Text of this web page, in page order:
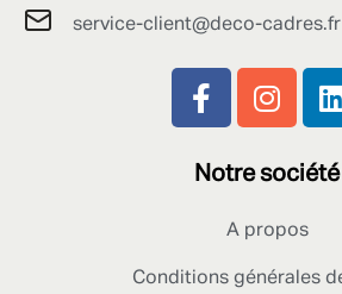
service-client@deco-cadres.fr
Notre société
A propos
Conditions générales